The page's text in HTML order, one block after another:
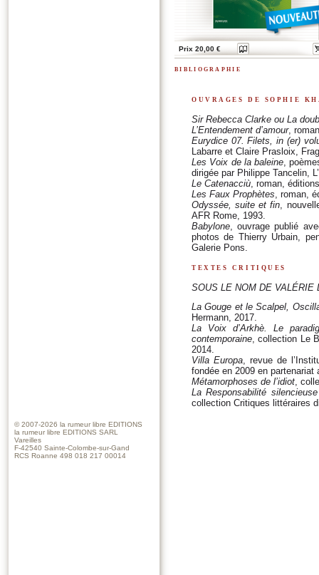
Prix 20,00 €
bibliographie
ouvrages de sophie
Sir Rebecca Clarke ou La
L’Entendement d’amour,
Eurydice 07. Filets, in (er)
Labarre et Claire Prasloix,
Les Voix de la baleine ,
dirigée par Philippe Tancelin,
Le Catenacciù , roman,
Les Faux Prophètes , roman,
Odyssée, suite et fin ,
AFR Rome, 1993.
Babylone , ouvrage publié
photos de Thierry Urbain,
Galerie Pons.
textes critiques
SOUS LE NOM DE VALÉRIE
La Gouge et le Scalpel,
Hermann, 2017.
La Voix d’Arkhè. Le
contemporaine, collection Le
2014.
Villa Europa, revue de
fondée en 2009 en partenariat
Métamorphoses de l’idiot,
La Responsabilité silencieuse
collection Critiques littéraires
© 2007-2026 la rumeur libre EDITIONS
la rumeur libre EDITIONS SARL
Vareilles
F-42540 Sainte-Colombe-sur-Gand
RCS Roanne 498 018 217 00014